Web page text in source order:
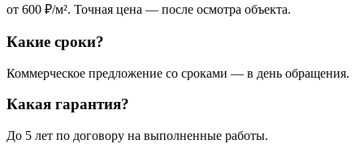
от 600 ₽/м². Точная цена — после осмотра объекта.
Какие сроки?
Коммерческое предложение со сроками — в день обращения.
Какая гарантия?
До 5 лет по договору на выполненные работы.